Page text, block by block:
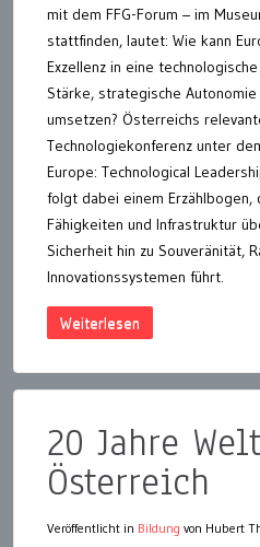
mit dem FFG-Forum – im
stattfinden, lautet: Wie kann
Exzellenz in eine
Stärke, strategische
umsetzen? Österreichs
Technologiekonferenz unter
Europe: Technological
folgt dabei einem Erzählbogen,
Fähigkeiten und Infrastruktur
Sicherheit hin zu Souveränität,
Innovationssystemen führt.
Weiterlesen
20 Jahre
Österreich
Veröffentlicht in Bildung von Hubert